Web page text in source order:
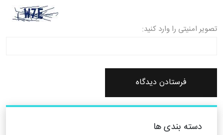
تصویر امنیتی را وارد کنید:
دسته بندی ها